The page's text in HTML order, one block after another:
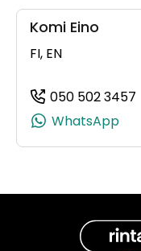
Komi Eino
FI, EN
050 502 3457
WhatsApp